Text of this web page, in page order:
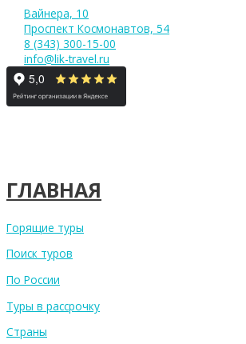
Вайнера, 10
Проспект Космонавтов, 54
8 (343) 300-15-00
info@lik-travel.ru
ГЛАВНАЯ
Горящие туры
Поиск туров
По России
Туры в рассрочку
Страны